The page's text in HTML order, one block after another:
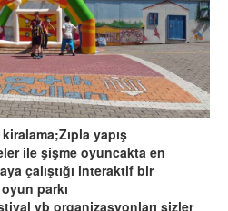
yapış
ile şişme oyuncakta en
çalıştığı interaktif bir
parkı
vb organizasyonları sizler